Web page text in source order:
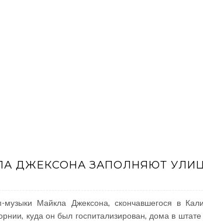
ДЖЕКСОНА ЗАПОЛНЯЮТ
музыки Майкла Джексона, скончавшегося в
куда он был госпитализирован, дома в